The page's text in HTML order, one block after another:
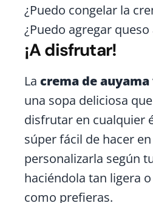
¿Puedo congelar la
¿Puedo agregar queso
¡A disfrutar!
La crema de
una sopa deliciosa
disfrutar en cualquier
súper fácil de hacer
personalizarla según
haciéndola tan ligera
como prefieras.